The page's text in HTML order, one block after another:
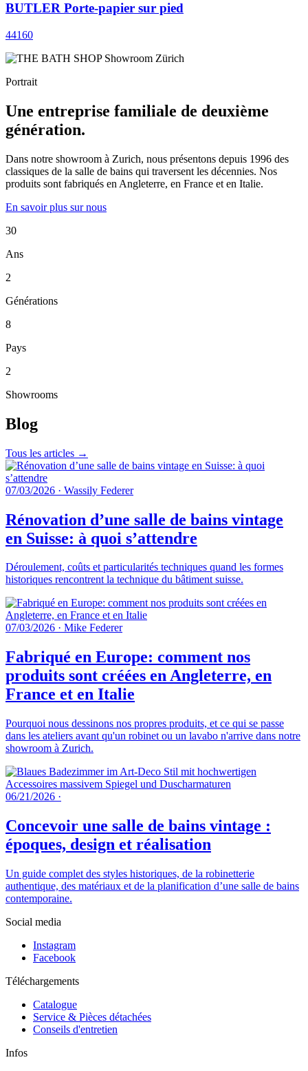
BUTLER Porte-papier sur pied
44160
Portrait
Une entreprise familiale de deuxième
génération.
Dans notre showroom à Zurich, nous présentons depuis 1996 des
classiques de la salle de bains qui traversent les décennies. Nos
produits sont fabriqués en Angleterre, en France et en Italie.
En savoir plus sur nous
30
Ans
2
Générations
8
Pays
2
Showrooms
Blog
Tous les articles →
07/03/2026 · Wassily Federer
Rénovation d’une salle de bains vintage
en Suisse: à quoi s’attendre
Déroulement, coûts et particularités techniques quand les formes
historiques rencontrent la technique du bâtiment suisse.
07/03/2026 · Mike Federer
Fabriqué en Europe: comment nos
produits sont créées en Angleterre, en
France et en Italie
Pourquoi nous dessinons nos propres produits, et ce qui se passe
dans les ateliers avant qu'un robinet ou un lavabo n'arrive dans notre
showroom à Zurich.
06/21/2026 ·
Concevoir une salle de bains vintage :
époques, design et réalisation
Un guide complet des styles historiques, de la robinetterie
authentique, des matériaux et de la planification d’une salle de bains
contemporaine.
Social media
Instagram
Facebook
Téléchargements
Catalogue
Service & Pièces détachées
Conseils d'entretien
Infos